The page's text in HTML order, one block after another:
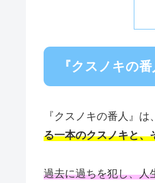
『クスノキの
『クスノキの番人』
る一本のクスノキと、
過去に過ちを犯し、人